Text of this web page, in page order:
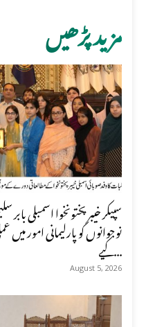
مزید پڑھیں
سپیکر خیبر پختونخوا اسمبلی
نوجوانوں کو پارلیمانی امور
کیے...
August 5, 2026